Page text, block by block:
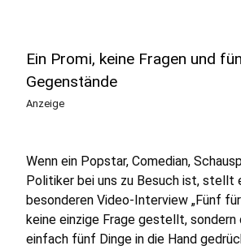
Ein Promi, keine Fragen und
Gegenstände
Anzeige
Wenn ein Popstar, Comedian,
Politiker bei uns zu Besuch ist, stellt
besonderen Video-Interview „Fünf
keine einzige Frage gestellt, sondern
einfach fünf Dinge in die Hand